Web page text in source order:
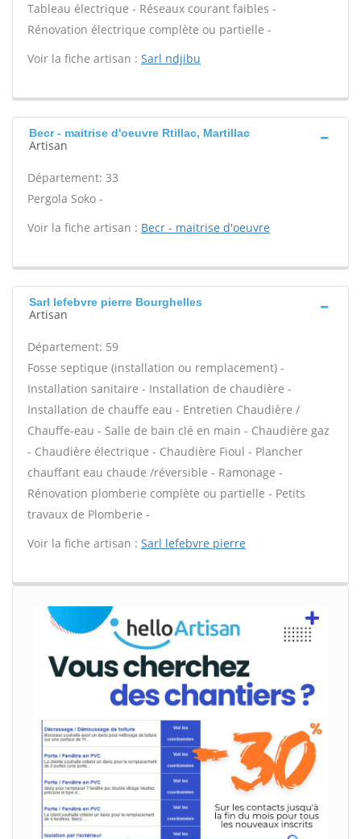
Tableau électrique - Réseaux courant faibles -
Rénovation électrique complète ou partielle -
Voir la fiche artisan : Sarl ndjibu
Becr - maitrise d'oeuvre Rtillac, Martillac
Artisan
Département: 33
Pergola Soko -
Voir la fiche artisan : Becr - maitrise d'oeuvre
Sarl lefebvre pierre Bourghelles
Artisan
Département: 59
Fosse septique (installation ou remplacement) -
Installation sanitaire - Installation de chaudière -
Installation de chauffe eau - Entretien Chaudière /
Chauffe-eau - Salle de bain clé en main - Chaudière gaz
- Chaudière électrique - Chaudière Fioul - Plancher
chauffant eau chaude /réversible - Ramonage -
Rénovation plomberie complète ou partielle - Petits
travaux de Plomberie -
Voir la fiche artisan : Sarl lefebvre pierre